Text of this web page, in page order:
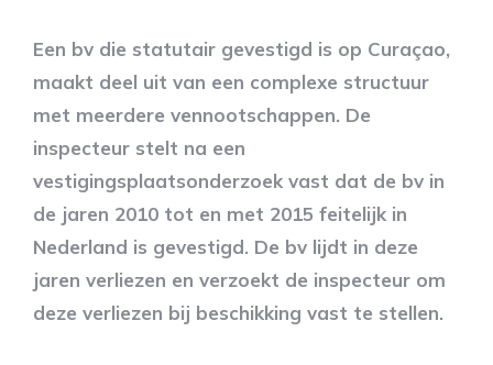
Een bv die statutair gevestigd is op Curaçao,
maakt deel uit van een complexe structuur
met meerdere vennootschappen. De
inspecteur stelt na een
vestigingsplaatsonderzoek vast dat de bv in
de jaren 2010 tot en met 2015 feitelijk in
Nederland is gevestigd. De bv lijdt in deze
jaren verliezen en verzoekt de inspecteur om
deze verliezen bij beschikking vast te stellen.